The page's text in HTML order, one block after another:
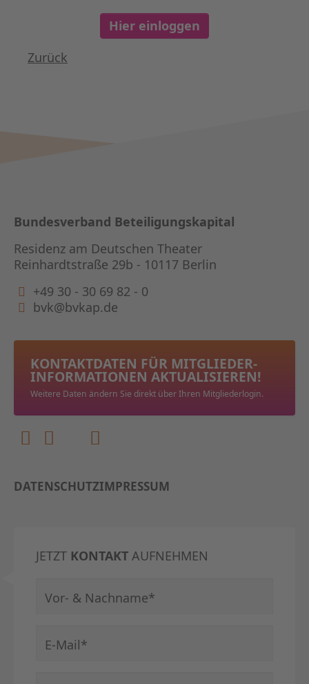
Hier einloggen
Zurück
Bundesverband Beteiligungskapital
Residenz am Deutschen Theater
Reinhardtstraße 29b - 10117 Berlin
+49 30 - 30 69 82 - 0
bvk@bvkap.de
KONTAKTDATEN FÜR MITGLIEDER­
INFORMATIONEN AKTUALISIEREN!
Weitere Daten ändern Sie direkt über Ihren Mitgliederlogin.
DATENSCHUTZIMPRESSUM
JETZT KONTAKT AUFNEHMEN
Pflichtfeld
Vor- & Nachname*
Pflichtfeld
E-Mail*